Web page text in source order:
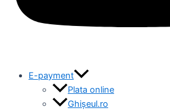
E-payment
Plata online
Ghișeul.ro